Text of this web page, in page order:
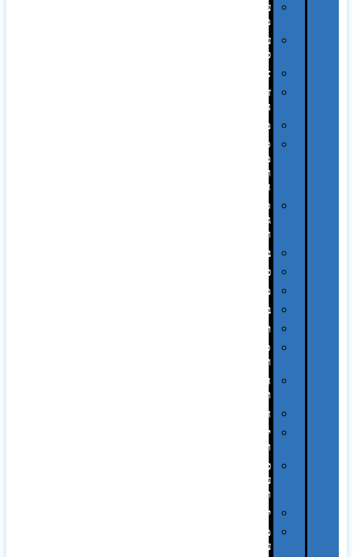
עטי
מתכת
עטי
פלסטיק
אוזניות
זכרונות
ניידים
מפצלים
סביבת
מחשב
וציוד
היקפי
סוללות
גיבוי
ומטענים
ביגוד
כובעים
מגבות
בקבוקים
תרמי
ספלים
וכוסות
הוקרה
ואומנות
חגים
יין
ומארזים
כלי
עבודה
ופנסים
למטבח
מוצרי
עור